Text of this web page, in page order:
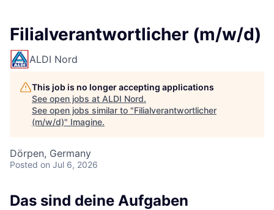
Filialverantwortlicher (m/w/d)
ALDI Nord
This job is no longer accepting applications
See open jobs at ALDI Nord.
See open jobs similar to "Filialverantwortlicher
(m/w/d)" Imagine.
Dörpen, Germany
Posted on Jul 6, 2026
Das sind deine Aufgaben